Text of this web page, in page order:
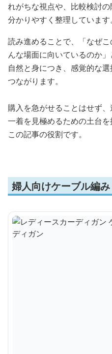
れがちな視点や、比較検討
分かりやすく整理しています。
読み進めることで、「なぜ
んな場面に向いているのか
自然と身につき、感覚的な
つながります。
購入を急がせることはせず
一着を見極めるための土台
この記事の役割です。
婦人向けケーブル編